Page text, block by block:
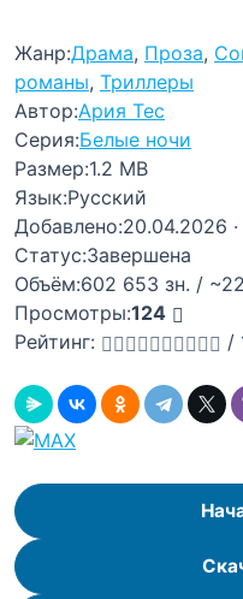
Жанр:Драма, Проза,
романы, Триллеры
Автор:Ария Тес
Серия:Белые ночи
Размер:1.2 MB
Язык:Русский
Добавлено:20.04.2026
Статус:Завершена
Объём:602 653 зн. /
Просмотры:124
Рейтинг:
/